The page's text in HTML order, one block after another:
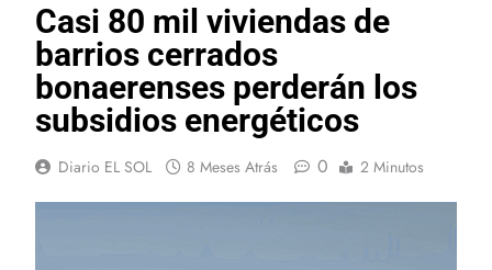
Casi 80 mil viviendas de
barrios cerrados
bonaerenses perderán los
subsidios energéticos
Diario EL SOL 8 Meses Atrás 0 2 Minutos